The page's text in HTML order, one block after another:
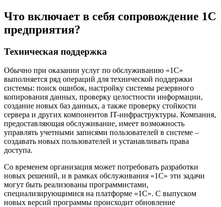
Что включает в себя сопровождение 1С
предприятия?
Техническая поддержка
Обычно при оказании услуг по обслуживанию «1С»
выполняется ряд операций для технической поддержки
системы: поиск ошибок, настройку системы резервного
копирования данных, проверку целостности информации,
создание новых баз данных, а также проверку стойкости
сервера и других компонентов IT-инфраструктуры. Компания,
предоставляющая обслуживание, имеет возможность
управлять учетными записями пользователей в системе –
создавать новых пользователей и устанавливать права
доступа.
Со временем организация может потребовать разработки
новых решений, и в рамках обслуживания «1С» эти задачи
могут быть реализованы программистами,
специализирующимися на платформе «1С». С выпуском
новых версий программы происходит обновление